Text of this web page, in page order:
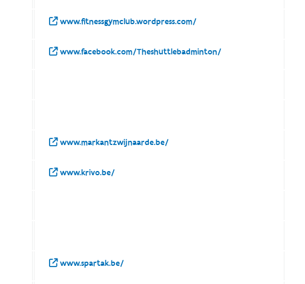
www.fitnessgymclub.wordpress.com/
www.facebook.com/Theshuttlebadminton/
www.markantzwijnaarde.be/
www.krivo.be/
www.spartak.be/